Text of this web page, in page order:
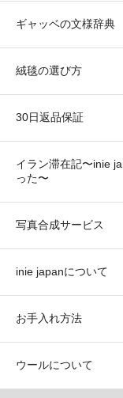
ギャッベの文様辞典
絨毯の選び方
30日返品保証
イラン滞在記〜inie
った〜
写真合成サービス
inie japanについて
お手入れ方法
ウールについて